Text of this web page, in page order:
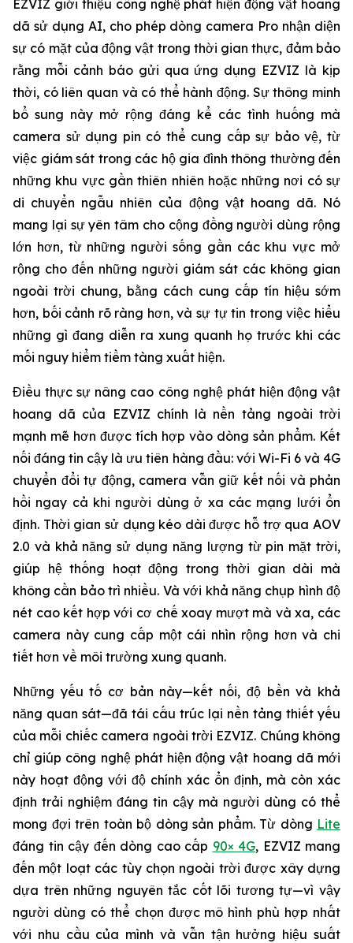
EZVIZ giới thiệu công nghệ phát hiện động vật hoang
dã sử dụng AI, cho phép dòng camera Pro nhận diện
sự có mặt của động vật trong thời gian thực, đảm bảo
rằng mỗi cảnh báo gửi qua ứng dụng EZVIZ là kịp
thời, có liên quan và có thể hành động. Sự thông minh
bổ sung này mở rộng đáng kể các tình huống mà
camera sử dụng pin có thể cung cấp sự bảo vệ, từ
việc giám sát trong các hộ gia đình thông thường đến
những khu vực gần thiên nhiên hoặc những nơi có sự
di chuyển ngẫu nhiên của động vật hoang dã. Nó
mang lại sự yên tâm cho cộng đồng người dùng rộng
lớn hơn, từ những người sống gần các khu vực mở
rộng cho đến những người giám sát các không gian
ngoài trời chung, bằng cách cung cấp tín hiệu sớm
hơn, bối cảnh rõ ràng hơn, và sự tự tin trong việc hiểu
những gì đang diễn ra xung quanh họ trước khi các
mối nguy hiểm tiềm tàng xuất hiện.
Điều thực sự nâng cao công nghệ phát hiện động vật
hoang dã của EZVIZ chính là nền tảng ngoài trời
mạnh mẽ hơn được tích hợp vào dòng sản phẩm. Kết
nối đáng tin cậy là ưu tiên hàng đầu: với Wi-Fi 6 và 4G
chuyển đổi tự động, camera vẫn giữ kết nối và phản
hồi ngay cả khi người dùng ở xa các mạng lưới ổn
định. Thời gian sử dụng kéo dài được hỗ trợ qua AOV
2.0 và khả năng sử dụng năng lượng từ pin mặt trời,
giúp hệ thống hoạt động trong thời gian dài mà
không cần bảo trì nhiều. Và với khả năng chụp hình độ
nét cao kết hợp với cơ chế xoay mượt mà và xa, các
camera này cung cấp một cái nhìn rộng hơn và chi
tiết hơn về môi trường xung quanh.
Những yếu tố cơ bản này—kết nối, độ bền và khả
năng quan sát—đã tái cấu trúc lại nền tảng thiết yếu
của mỗi chiếc camera ngoài trời EZVIZ. Chúng không
chỉ giúp công nghệ phát hiện động vật hoang dã mới
này hoạt động với độ chính xác ổn định, mà còn xác
định trải nghiệm đáng tin cậy mà người dùng có thể
mong đợi trên toàn bộ dòng sản phẩm. Từ dòng Lite
đáng tin cậy đến dòng cao cấp 90× 4G, EZVIZ mang
đến một loạt các tùy chọn ngoài trời được xây dựng
dựa trên những nguyên tắc cốt lõi tương tự—vì vậy
người dùng có thể chọn được mô hình phù hợp nhất
với nhu cầu của mình và vẫn tận hưởng hiệu suất